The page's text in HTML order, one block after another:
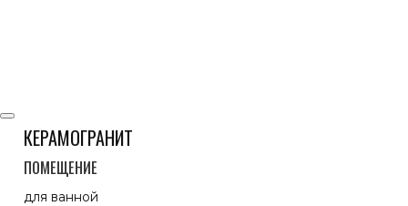
КЕРАМОГРАНИТ
ПОМЕЩЕНИЕ
для ванной